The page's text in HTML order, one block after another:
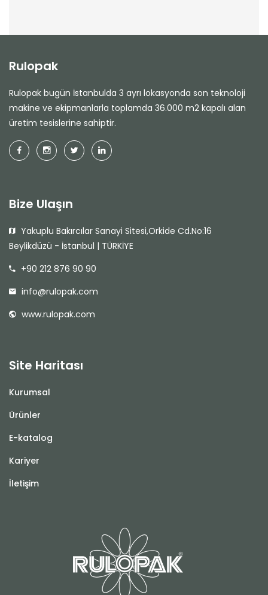
Rulopak
Rulopak bugün İstanbulda 3 ayrı lokasyonda son teknoloji
makine ve ekipmanlarla toplamda 36.000 m2 kapalı alan
üretim tesislerine sahiptir.
Bize Ulaşın
Yakuplu Bakırcılar Sanayi Sitesi,Orkide Cd.No:16
Beylikdüzü - İstanbul | TÜRKİYE
+90 212 876 90 90
info@rulopak.com
www.rulopak.com
Site Haritası
Kurumsal
Ürünler
E-katalog
Kariyer
İletişim